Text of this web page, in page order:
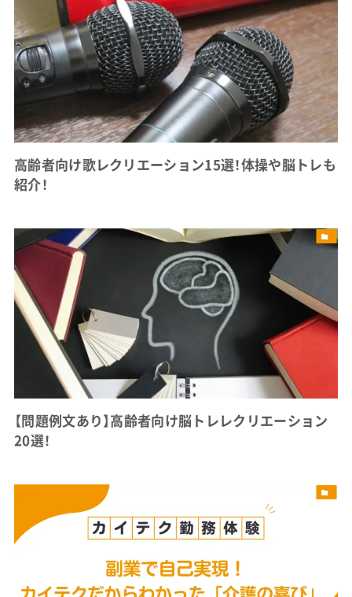
高齢者向け歌レクリエーション15選！体操や脳トレも
紹介！
【問題例文あり】高齢者向け脳トレレクリエーション
20選！